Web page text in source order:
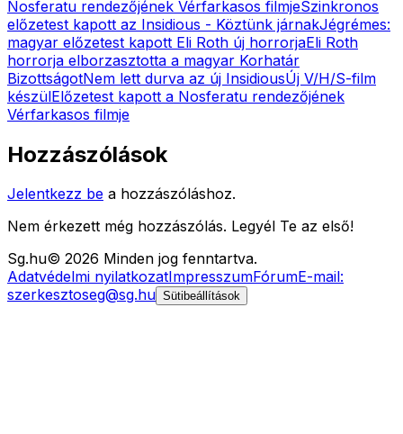
Nosferatu rendezőjének Vérfarkasos filmjeSzinkronos
előzetest kapott az Insidious - Köztünk járnakJégrémes:
magyar előzetest kapott Eli Roth új horrorjaEli Roth
horrorja elborzasztotta a magyar Korhatár
BizottságotNem lett durva az új InsidiousÚj V/H/S-film
készülElőzetest kapott a Nosferatu rendezőjének
Vérfarkasos filmje
Hozzászólások
Jelentkezz be a hozzászóláshoz.
Nem érkezett még hozzászólás. Legyél Te az első!
Sg.hu© 2026 Minden jog fenntartva.
Adatvédelmi nyilatkozatImpresszumFórumE-mail:
szerkesztoseg@sg.hu Sütibeállítások